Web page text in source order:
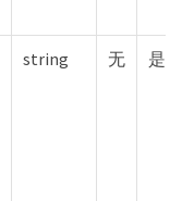
string 无 是